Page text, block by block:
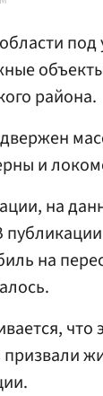
района.
и
на
на
что
призвали